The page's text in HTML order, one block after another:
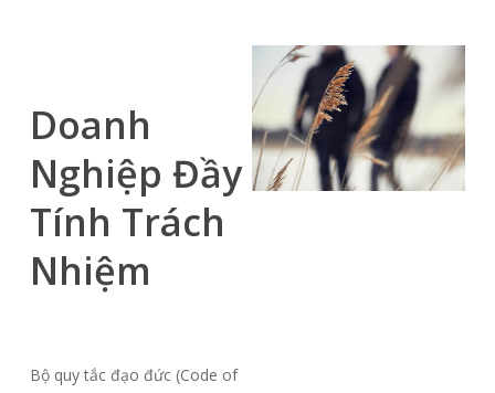
Doanh
Nghiệp Đầy
Tính Trách
Nhiệm
Bộ quy tắc đạo đức (Code of